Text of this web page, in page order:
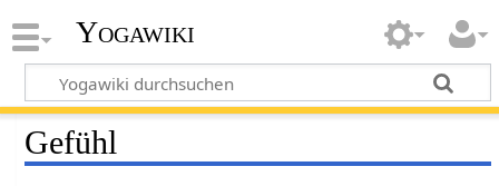
Yogawiki
Gefühl